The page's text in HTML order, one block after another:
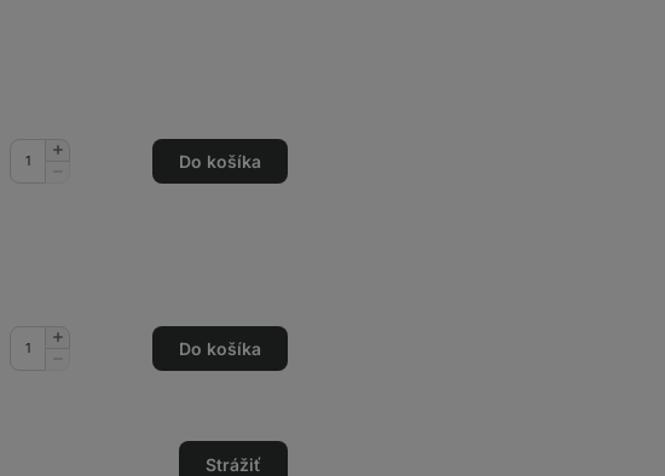
Pridať
Do košíka
Pridať
Do košíka
Strážiť